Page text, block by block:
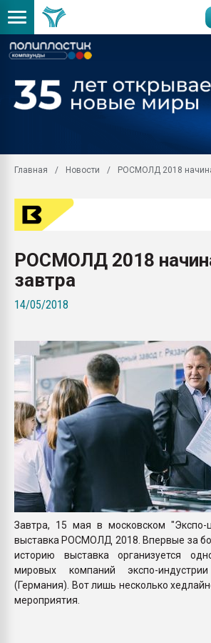
Главная Новости РОСМОЛД 2018
РОСМОЛД 2018
завтра
14/05/2018
Завтра, 15 мая в московском "Экспо-
выставка РОСМОЛД 2018. Впервые за
историю выставка организуется
мировых компаний экспо-
(Германия). Вот лишь несколько
мероприятия.